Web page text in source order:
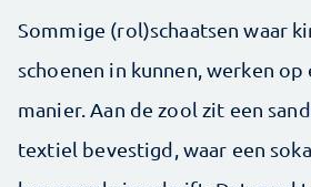
Sommige (rol)schaatsen waar
schoenen in kunnen, werken
manier. Aan de zool zit een
textiel bevestigd, waar een